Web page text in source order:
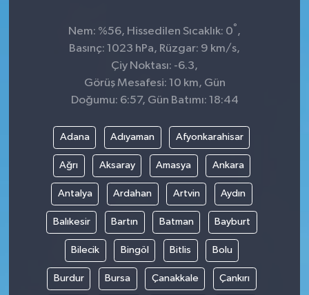
Nem: %56, Hissedilen Sıcaklık: 0° ,
Basınç: 1023 hPa, Rüzgar: 9 km/s,
Çiy Noktası: -6.3,
Görüş Mesafesi: 10 km, Gün
Doğumu: 6:57, Gün Batımı: 18:44
Adana Adıyaman Afyonkarahisar
Ağrı Aksaray Amasya Ankara
Antalya Ardahan Artvin Aydın
Balıkesir Bartın Batman Bayburt
Bilecik Bingöl Bitlis Bolu
Burdur Bursa Çanakkale Çankırı